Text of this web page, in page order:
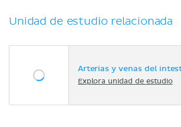
Unidad de estudio relacionada
Arterias y venas del
Explora unidad de estudio